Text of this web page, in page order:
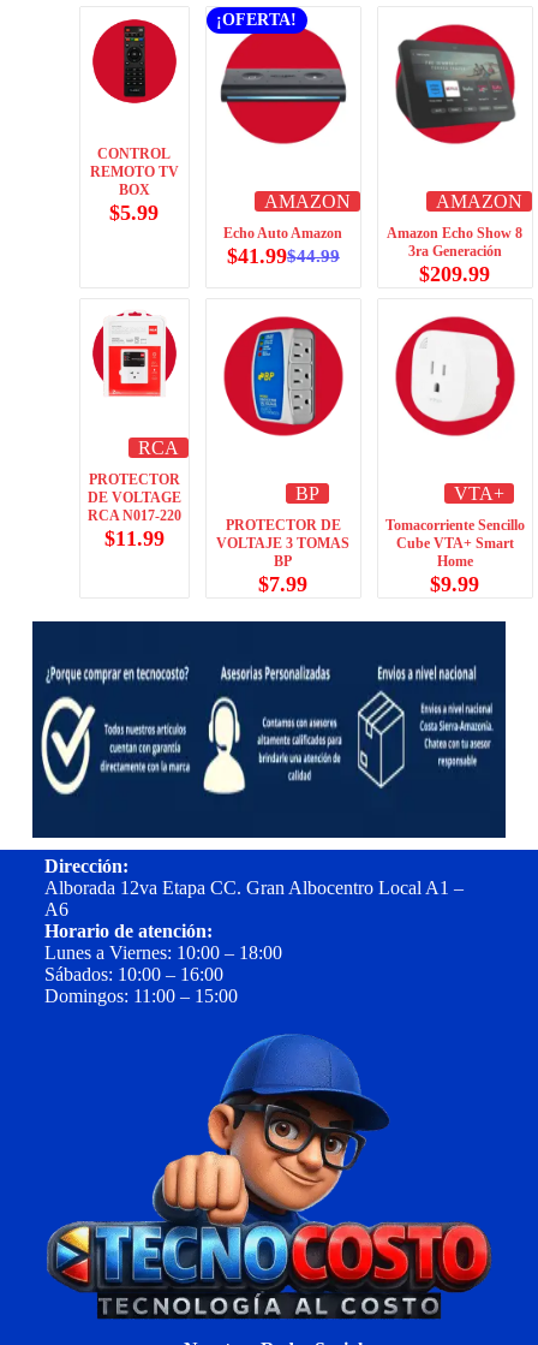
CONTROL
REMOTO TV
BOX
$5.99
¡OFERTA!
AMAZON
Echo Auto Amazon
$44.99
$41.99
AMAZON
Amazon Echo Show 8
3ra Generación
$209.99
RCA
PROTECTOR
DE VOLTAGE
RCA N017-220
$11.99
BP
PROTECTOR DE
VOLTAJE 3 TOMAS
BP
$7.99
VTA+
Tomacorriente Sencillo
Cube VTA+ Smart
Home
$9.99
Dirección:
Alborada 12va Etapa CC. Gran Albocentro Local A1 –
A6
Horario de atención:
Lunes a Viernes: 10:00 – 18:00
Sábados: 10:00 – 16:00
Domingos: 11:00 – 15:00